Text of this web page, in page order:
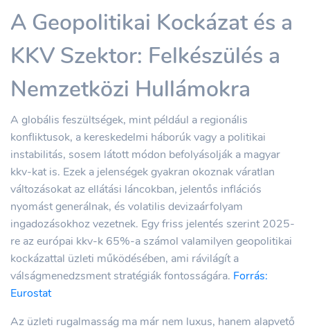
A Geopolitikai Kockázat és a
KKV Szektor: Felkészülés a
Nemzetközi Hullámokra
A globális feszültségek, mint például a regionális
konfliktusok, a kereskedelmi háborúk vagy a politikai
instabilitás, sosem látott módon befolyásolják a magyar
kkv-kat is. Ezek a jelenségek gyakran okoznak váratlan
változásokat az ellátási láncokban, jelentős inflációs
nyomást generálnak, és volatilis devizaárfolyam
ingadozásokhoz vezetnek. Egy friss jelentés szerint 2025-
re az európai kkv-k 65%-a számol valamilyen geopolitikai
kockázattal üzleti működésében, ami rávilágít a
válságmenedzsment stratégiák fontosságára. Forrás:
Eurostat
Az üzleti rugalmasság ma már nem luxus, hanem alapvető